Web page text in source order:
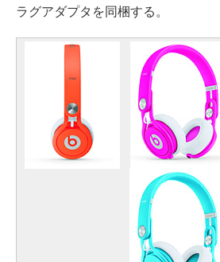
ラグアダプタを同梱する。